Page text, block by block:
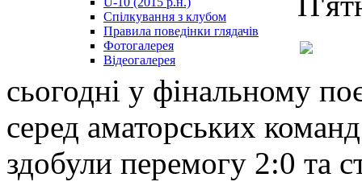
Спілкування з клубом
Правила поведінки глядачів
Фотогалерея
Відеогалерея
сьогодні у фінальному
серед аматорських
здобули перемогу 2:0 та